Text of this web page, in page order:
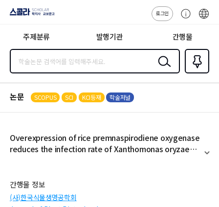
지사·교보문고
로그인
센
주제분류 발행기관 간행물
검색
즐겨찾
기0
논문 SCOPUS SCI KCI등재 학술저널
Overexpression of rice premnaspirodiene oxygenase
reduces the infection rate of Xanthomonas oryzae
간행물 정보
(사)한국식물생명공학회